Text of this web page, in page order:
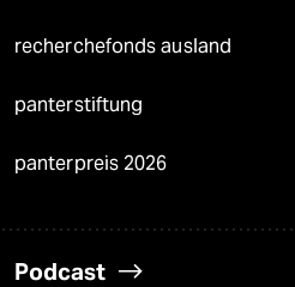
recherchefonds ausland
panterstiftung
panterpreis 2026
Podcast